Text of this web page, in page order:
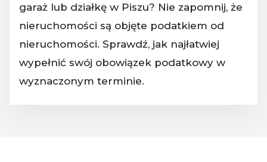
garaż lub działkę w Piszu? Nie zapomnij, że
nieruchomości są objęte podatkiem od
nieruchomości. Sprawdź, jak najłatwiej
wypełnić swój obowiązek podatkowy w
wyznaczonym terminie.